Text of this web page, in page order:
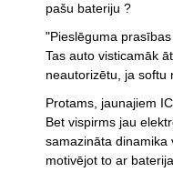
pašu bateriju ?
"Pieslēguma
Tas auto visticamāk
neautorizētu, ja softu
Protams, jaunajiem
Bet vispirms jau
samazināta dinamika
motivējot to ar